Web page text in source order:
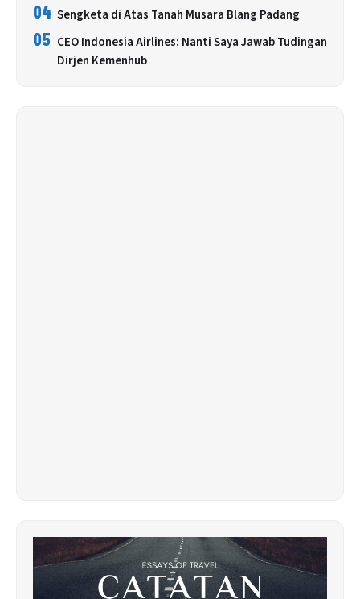
04 Sengketa di Atas Tanah Musara Blang Padang
05 CEO Indonesia Airlines: Nanti Saya Jawab Tudingan
Dirjen Kemenhub